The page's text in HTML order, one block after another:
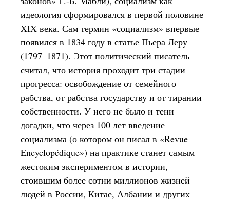
идеология сформировался в первой половине
XIX века. Сам термин «социализм» впервые
появился в 1834 году в статье Пьера Леру
(1797–1871). Этот политический писатель
считал, что история проходит три стадии
прогресса: освобождение от семейного
рабства, от рабства государству и от тирании
собственности. У него не было и тени
догадки, что через 100 лет введение
социализма (о котором он писал в «Revue
Encyclopédique») на практике станет самым
жестоким экспериментом в истории,
стоившим более сотни миллионов жизней
людей в России, Китае, Албании и других